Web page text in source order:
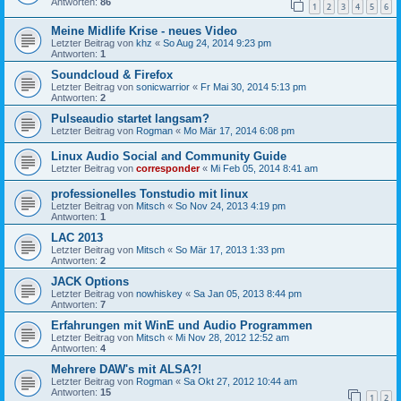
1 2 3 4 5 6
Meine Midlife Krise - neues Video
Letzter Beitrag von khz « So Aug 24, 2014 9:23 pm
Antworten: 1
Soundcloud & Firefox
Letzter Beitrag von sonicwarrior « Fr Mai 30, 2014 5:13 pm
Antworten: 2
Pulseaudio startet langsam?
Letzter Beitrag von Rogman « Mo Mär 17, 2014 6:08 pm
Linux Audio Social and Community Guide
Letzter Beitrag von corresponder« Mi Feb 05, 2014 8:41 am
professionelles Tonstudio mit linux
Letzter Beitrag von Mitsch « So Nov 24, 2013 4:19 pm
Antworten: 1
LAC 2013
Letzter Beitrag von Mitsch « So Mär 17, 2013 1:33 pm
Antworten: 2
JACK Options
Letzter Beitrag von nowhiskey « Sa Jan 05, 2013 8:44 pm
Antworten: 7
Erfahrungen mit WinE und Audio Programmen
Letzter Beitrag von Mitsch « Mi Nov 28, 2012 12:52 am
Antworten: 4
Mehrere DAW's mit ALSA?!
Letzter Beitrag von Rogman « Sa Okt 27, 2012 10:44 am
Antworten: 15 1 2